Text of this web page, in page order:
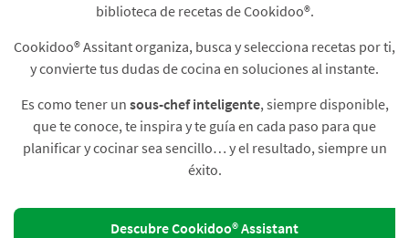
biblioteca de recetas de Cookidoo®.​
Cookidoo® Assitant organiza, busca y selecciona recetas por ti,
y convierte tus dudas de cocina en soluciones al instante.​
Es como tener un sous-chef inteligente, siempre disponible,
que te conoce, te inspira y te guía en cada paso para que
planificar y cocinar sea sencillo… y el resultado, siempre un
éxito.
Descubre Cookidoo® Assistant